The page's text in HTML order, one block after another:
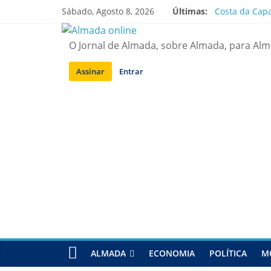
Sábado, Agosto 8, 2026 Últimas:
Costa da
Laranjeiro |
Ponte 25 de
O Jornal de Almada, sobre Almada, para
Assinar Entrar
ALMADA ECONOMIA POLÍTICA